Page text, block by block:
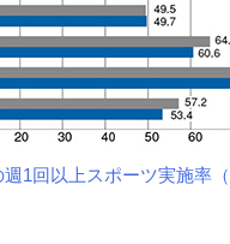
1回以上スポーツ実施率（